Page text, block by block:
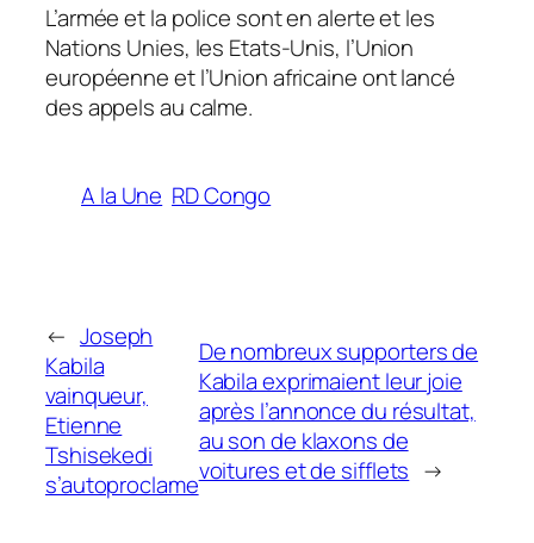
L’armée et la police sont en alerte et les
Nations Unies, les Etats-Unis, l’Union
européenne et l’Union africaine ont lancé
des appels au calme.
A la Une RD Congo
← Joseph
Kabila
vainqueur,
Etienne
Tshisekedi
s’autoproclame
De nombreux supporters de
Kabila exprimaient leur joie
après l’annonce du résultat,
au son de klaxons de
voitures et de sifflets →